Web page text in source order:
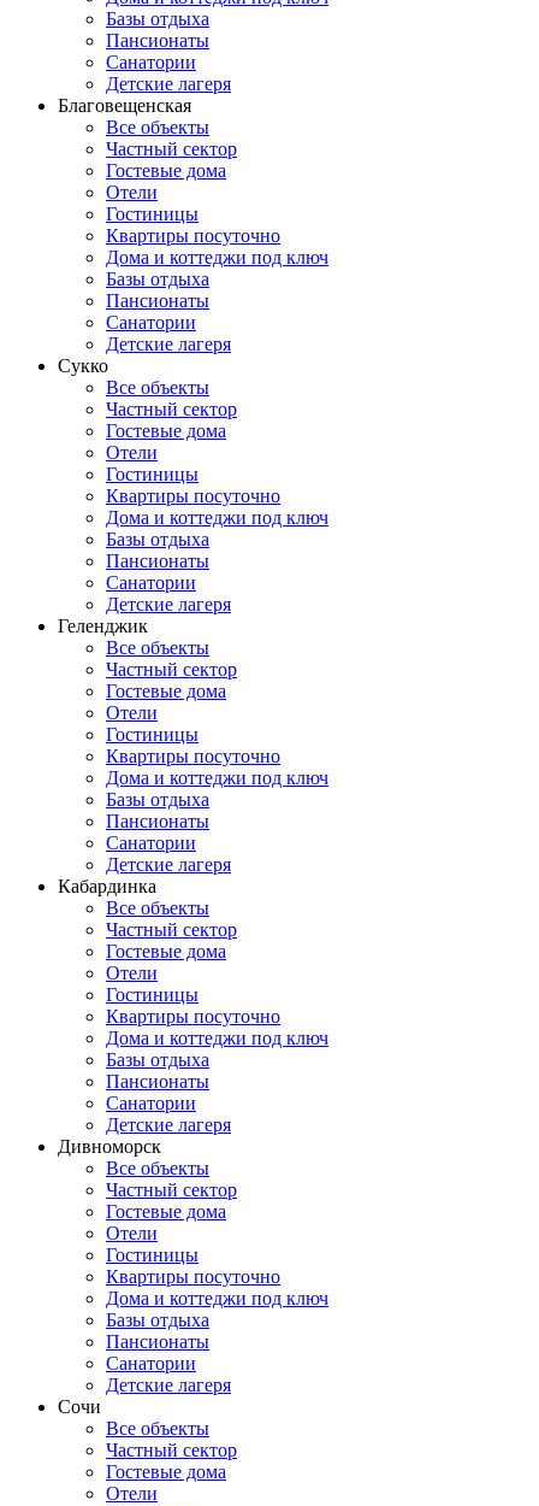
Базы отдыха
Пансионаты
Санатории
Детские лагеря
Благовещенская
Все объекты
Частный сектор
Гостевые дома
Отели
Гостиницы
Квартиры посуточно
Дома и коттеджи под ключ
Базы отдыха
Пансионаты
Санатории
Детские лагеря
Сукко
Все объекты
Частный сектор
Гостевые дома
Отели
Гостиницы
Квартиры посуточно
Дома и коттеджи под ключ
Базы отдыха
Пансионаты
Санатории
Детские лагеря
Геленджик
Все объекты
Частный сектор
Гостевые дома
Отели
Гостиницы
Квартиры посуточно
Дома и коттеджи под ключ
Базы отдыха
Пансионаты
Санатории
Детские лагеря
Кабардинка
Все объекты
Частный сектор
Гостевые дома
Отели
Гостиницы
Квартиры посуточно
Дома и коттеджи под ключ
Базы отдыха
Пансионаты
Санатории
Детские лагеря
Дивноморск
Все объекты
Частный сектор
Гостевые дома
Отели
Гостиницы
Квартиры посуточно
Дома и коттеджи под ключ
Базы отдыха
Пансионаты
Санатории
Детские лагеря
Сочи
Все объекты
Частный сектор
Гостевые дома
Отели